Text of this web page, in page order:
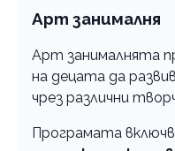
Арт занималня
Арт занималнята
на децата да
чрез различни
Програмата